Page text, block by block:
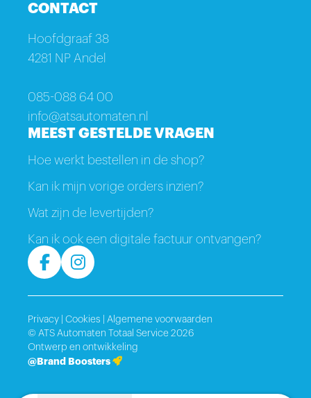
CONTACT
Hoofdgraaf 38
4281 NP Andel
085-088 64 00
info@atsautomaten.nl
MEEST GESTELDE VRAGEN
Hoe werkt bestellen in de shop?
Kan ik mijn vorige orders inzien?
Wat zijn de levertijden?
Kan ik ook een digitale factuur ontvangen?
Ontwerp en ontwikkeling
@Brand Boosters
© ATS Automaten Totaal Service 2026
Privacy Cookies Algemene voorwaarden